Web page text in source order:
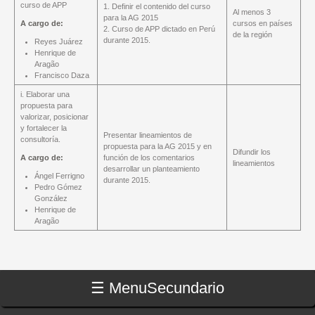
curso de APP
A cargo de:
Reyes Juárez
Henrique de
Aragão
Francisco Daza
1. Definir el contenido del curso
para la AG 2015
2. Curso de APP dictado en Perú
durante 2015.
Al menos 3
cursos en países
de la región
i. Elaborar una
propuesta para
valorizar, posicionar
y fortalecer la
consultoría.
A cargo de:
Ángel Ferrigno
Pedro Gómez
González
Henrique de
Aragão
Presentar lineamientos de
propuesta para la AG 2015 y en
función de los comentarios
desarrollar un planteamiento
durante 2015.
Difundir los
lineamientos
☰ MenuSecundario